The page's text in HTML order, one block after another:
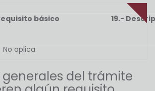
básico 19.-
No aplica
generales del trámite